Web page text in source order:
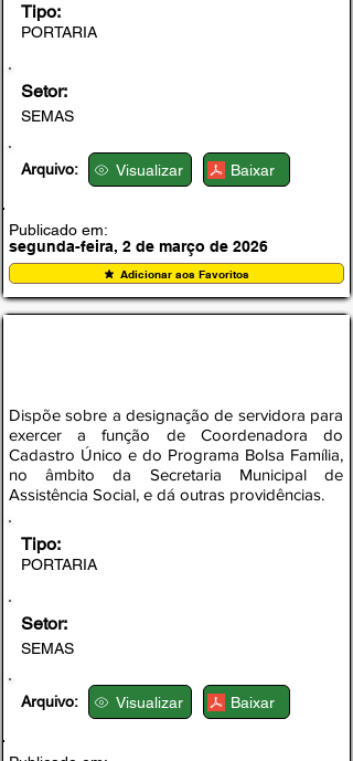
Tipo:
PORTARIA
Setor:
SEMAS
Arquivo: Visualizar Baixar
Publicado em:
segunda-feira, 2 de março de 2026
Adicionar aos Favoritos
Dispõe sobre a designação de servidora para
exercer a função de Coordenadora do
Cadastro Único e do Programa Bolsa Família,
no âmbito da Secretaria Municipal de
Assistência Social, e dá outras providências.
Tipo:
PORTARIA
Setor:
SEMAS
Arquivo: Visualizar Baixar